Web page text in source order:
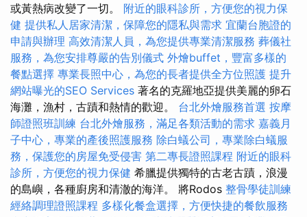
或黃熱病改變了一切。 附近的眼科診所，方便您的視力保
健 提供私人居家清潔，保障您的隱私與需求 宜蘭台胞證的
申請與辦理 高效清潔人員，為您提供專業清潔服務 葬儀社
服務，為您安排尊嚴的告別儀式 外燴buffet，豐富多樣的
餐點選擇 專業長照中心，為您的長者提供全方位照護 提升
網站曝光的SEO Services 著名的克羅地亞提供美麗的卵石
海灘，漁村，古蹟和熱情的歡迎。 台北外燴服務首選 按摩
師證照班訓練 台北外燴服務，滿足各類活動的需求 嘉義月
子中心，專業的產後照護服務 除白蟻公司，專業除白蟻服
務，保護您的房屋免受侵害 第二專長證照課程 附近的眼科
診所，方便您的視力保健 希臘提供獨特的古老古蹟，浪漫
的島嶼，各種廚房和清澈的海洋。 將Rodos 整骨學徒訓練
經絡調理證照課程 多樣化餐盒選擇，方便快捷的餐飲服務